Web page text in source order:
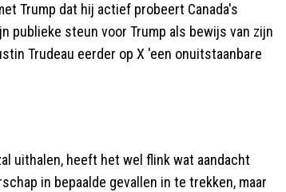
Trump dat hij actief probeert Canada's
publieke steun voor Trump als bewijs van zijn
Trudeau eerder op X 'een onuitstaanbare
uithalen, heeft het wel flink wat aandacht
in bepaalde gevallen in te trekken, maar